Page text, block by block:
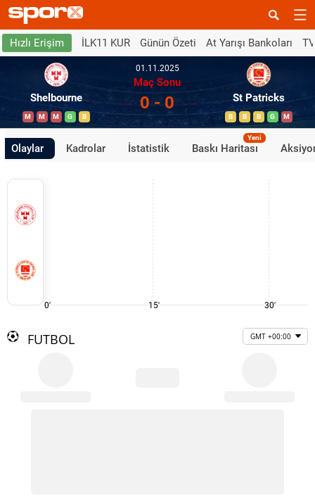
Hızlı Erişim İLK11 KUR Günün Özeti At Yarışı Bankoları
Shelbourne
M M M G B
01.11.2025
Maç Sonu
0 - 0 St Patricks
B B B G M
Olaylar Kadrolar İstatistik Baskı Haritası
Yeni
0' 15' 30'
FUTBOL GMT +00:00